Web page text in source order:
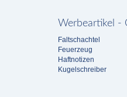
Werbeartikel -
Faltschachtel
Feuerzeug
Haftnotizen
Kugelschreiber